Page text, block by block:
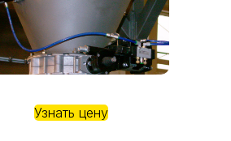
Узнать цену